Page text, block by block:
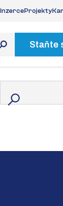
InzerceProjekty
Staňte